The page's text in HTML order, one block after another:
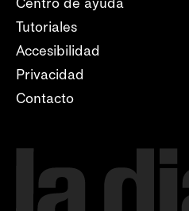
Tutoriales
Accesibilidad
Privacidad
Contacto